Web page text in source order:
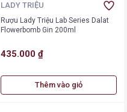
LADY TRIỆU
Rượu Lady Triệu Lab Series Dalat
Flowerbomb Gin 200ml
435.000 ₫
Thêm vào giỏ